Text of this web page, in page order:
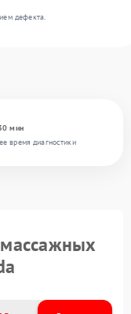
мин
время диагностики
дефекта.